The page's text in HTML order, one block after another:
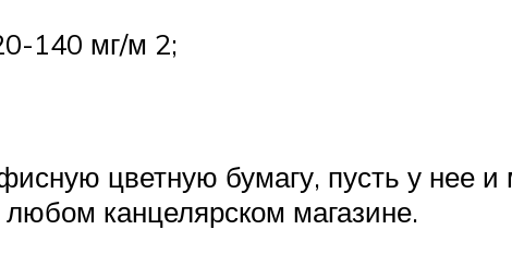
140 мг/м 2;
цветную бумагу, пусть у нее
канцелярском магазине.